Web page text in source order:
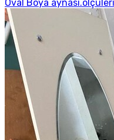
Oval Boya